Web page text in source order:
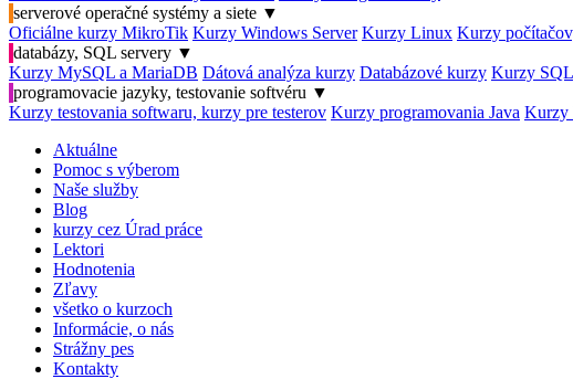
serverové operačné systémy a siete ▼
Oficiálne kurzy MikroTik Kurzy Windows Server Kurzy Linux Kurzy
databázy, SQL servery ▼
Kurzy MySQL a MariaDB Dátová analýza kurzy Databázové kurzy Kurzy SQL
programovacie jazyky, testovanie softvéru ▼
Kurzy testovania softwaru, kurzy pre testerov Kurzy programovania Java Kurzy
Aktuálne
Pomoc s výberom
Naše služby
Blog
kurzy cez Úrad práce
Lektori
Hodnotenia
Zľavy
všetko o kurzoch
Informácie, o nás
Strážny pes
Kontakty